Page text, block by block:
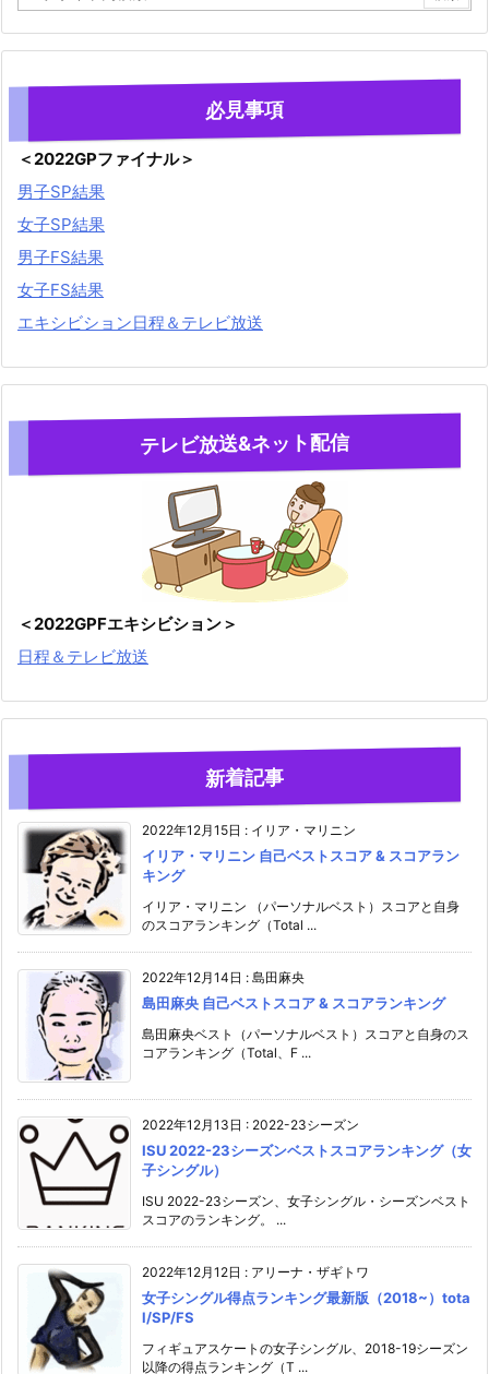
必見事項
＜2022GPファイナル＞
男子SP結果
女子SP結果
男子FS結果
女子FS結果
エキシビション日程＆テレビ放送
テレビ放送&ネット配信
＜2022GPFエキシビション＞
日程＆テレビ放送
新着記事
2022年12月15日 : イリア・マリニン
イリア・マリニン 自己ベストスコア & スコアラン
キング
イリア・マリニン （パーソナルベスト）スコアと自身
のスコアランキング（Total ...
2022年12月14日 : 島田麻央
島田麻央 自己ベストスコア & スコアランキング
島田麻央ベスト（パーソナルベスト）スコアと自身のス
コアランキング（Total、F ...
2022年12月13日 : 2022-23シーズン
ISU 2022-23シーズンベストスコアランキング（女
子シングル）
ISU 2022-23シーズン、女子シングル・シーズンベスト
スコアのランキング。 ...
2022年12月12日 : アリーナ・ザギトワ
女子シングル得点ランキング最新版（2018~）tota
l/SP/FS
フィギュアスケートの女子シングル、2018-19シーズン
以降の得点ランキング（T ...